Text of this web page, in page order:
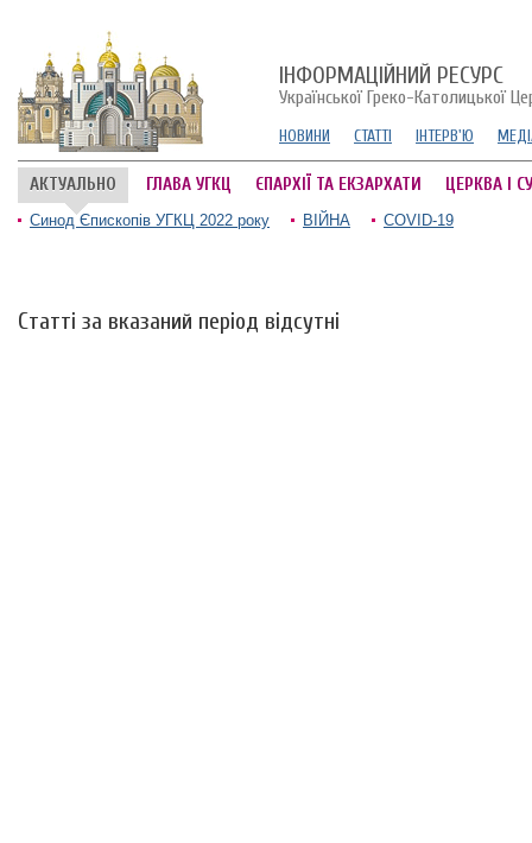
ІНФОРМАЦІЙНИЙ РЕСУРС
Української Греко-Католицької
НОВИНИ СТАТТІ ІНТЕРВ'Ю
АКТУАЛЬНО ГЛАВА УГКЦ ЄПАРХІЇ ТА ЕКЗАРХАТИ ЦЕРКВА І
Синод Єпископів УГКЦ 2022 року ВІЙНА COVID-19
Статті за вказаний період відсутні